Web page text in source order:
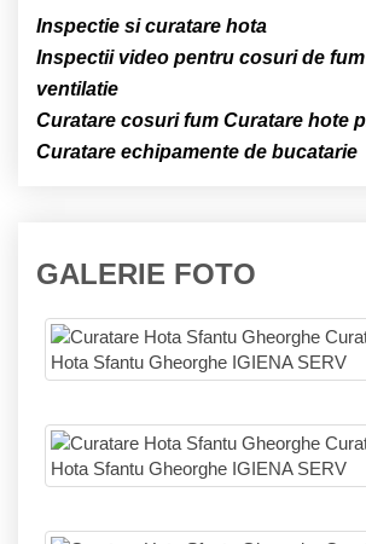
Inspectie si curatare hota
Inspectii video pentru cosuri de
ventilatie
Curatare cosuri fum Curatare hote
Curatare echipamente de bucatarie
GALERIE FOTO